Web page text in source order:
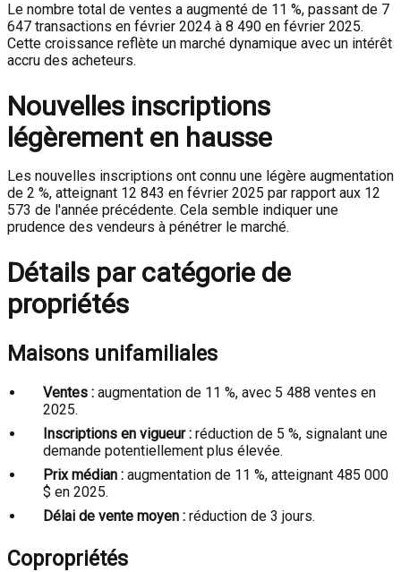
Le nombre total de ventes a augmenté de 11 %, passant de 7
647 transactions en février 2024 à 8 490 en février 2025.
Cette croissance reflète un marché dynamique avec un intérêt
accru des acheteurs.
Nouvelles inscriptions
légèrement en hausse
Les nouvelles inscriptions ont connu une légère augmentation
de 2 %, atteignant 12 843 en février 2025 par rapport aux 12
573 de l'année précédente. Cela semble indiquer une
prudence des vendeurs à pénétrer le marché.
Détails par catégorie de
propriétés
Maisons unifamiliales
Ventes : augmentation de 11 %, avec 5 488 ventes en
2025.
Inscriptions en vigueur : réduction de 5 %, signalant une
demande potentiellement plus élevée.
Prix médian : augmentation de 11 %, atteignant 485 000
$ en 2025.
Délai de vente moyen : réduction de 3 jours.
Copropriétés